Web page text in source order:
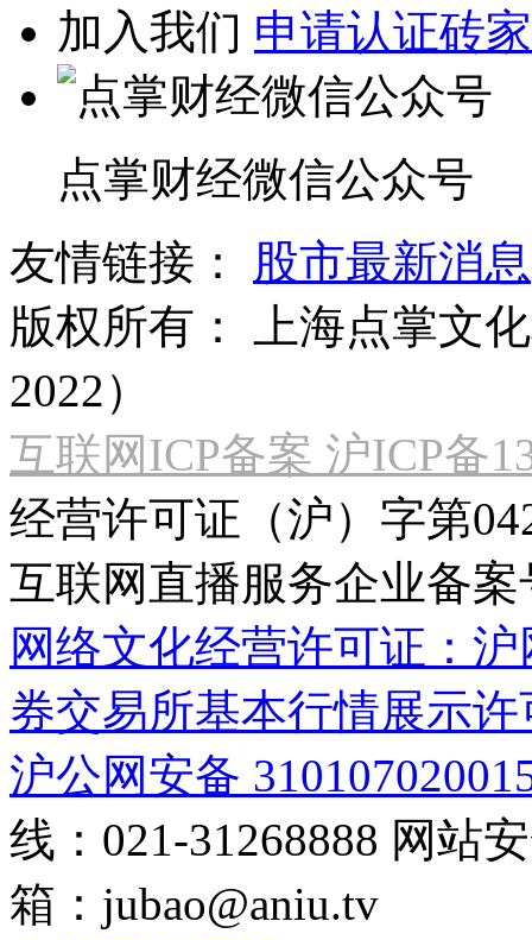
加入我们 申请认证砖家
点掌财经微信公众号
友情链接：
股市最新消息
版权所有：
上海点掌文
2022）
互联网ICP备案 沪ICP备
经营许可证（沪）字第
互联网直播服务企业备案
网络文化经营许可证：
券交易所基本行情展示许
沪公网安备
线：021-31268888 网站
箱： jubao@aniu.tv